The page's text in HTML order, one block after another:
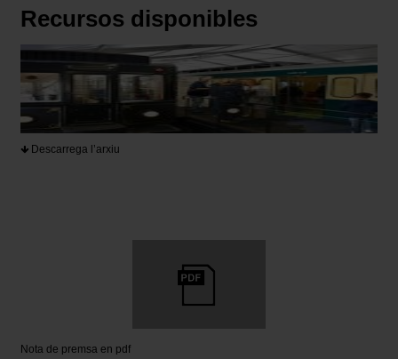
Recursos disponibles
Descarrega l’arxiu
Nota de premsa en pdf